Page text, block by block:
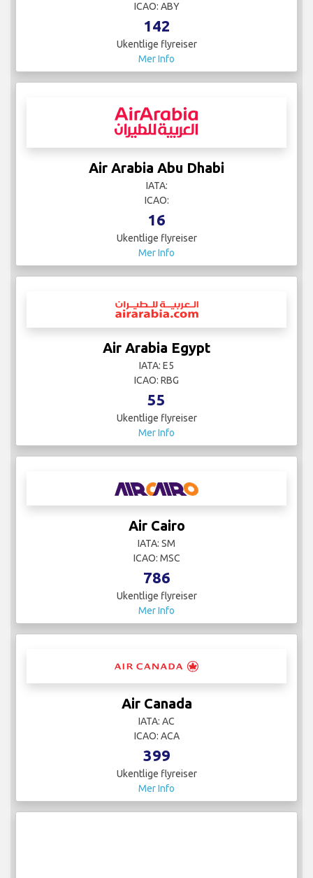
ICAO: ABY
142
Ukentlige flyreiser
Mer Info
Air Arabia Abu Dhabi
IATA:
ICAO:
16
Ukentlige flyreiser
Mer Info
Air Arabia Egypt
IATA: E5
ICAO: RBG
55
Ukentlige flyreiser
Mer Info
Air Cairo
IATA: SM
ICAO: MSC
786
Ukentlige flyreiser
Mer Info
Air Canada
IATA: AC
ICAO: ACA
399
Ukentlige flyreiser
Mer Info